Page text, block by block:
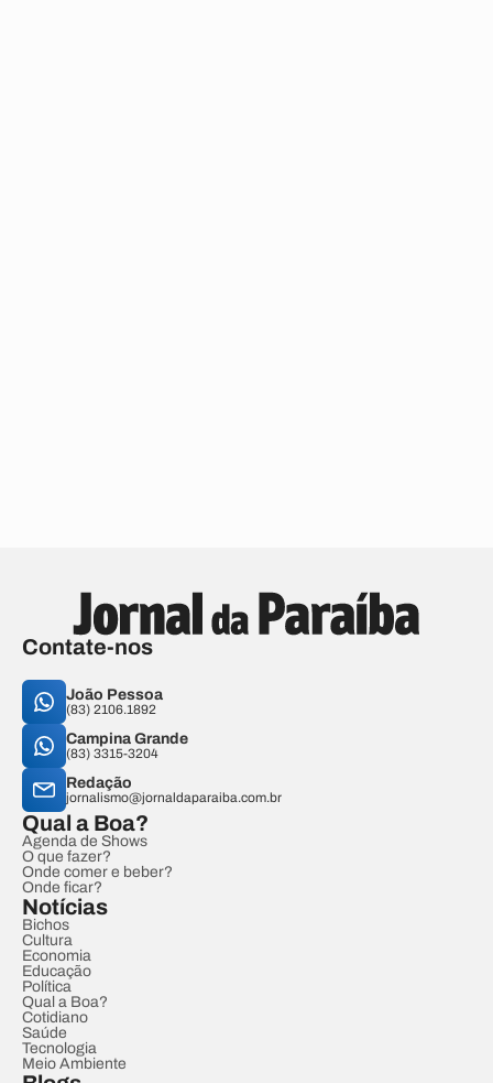
Contate-nos
João Pessoa
(83) 2106.1892
Campina Grande
(83) 3315-3204
Redação
jornalismo@jornaldaparaiba.com.br
Qual a Boa?
Agenda de Shows
O que fazer?
Onde comer e beber?
Onde ficar?
Notícias
Bichos
Cultura
Economia
Educação
Política
Qual a Boa?
Cotidiano
Saúde
Tecnologia
Meio Ambiente